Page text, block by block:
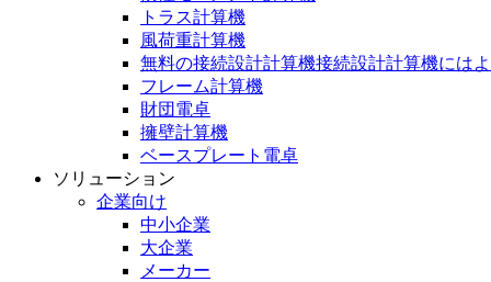
トラス計算機
風荷重計算機
無料の接続設計計算機接続設計計算機には
フレーム計算機
財団電卓
擁壁計算機
ベースプレート電卓
ソリューション
企業向け
中小企業
大企業
メーカー